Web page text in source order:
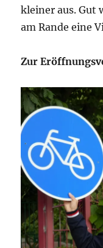
kleiner aus. Gut
am Rande eine
Zur